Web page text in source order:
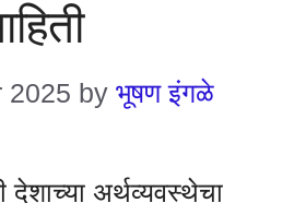
2025 by भूषण इंगळे
देशाच्या अर्थव्यवस्थेचा